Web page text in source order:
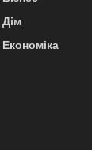
Дім
Економіка